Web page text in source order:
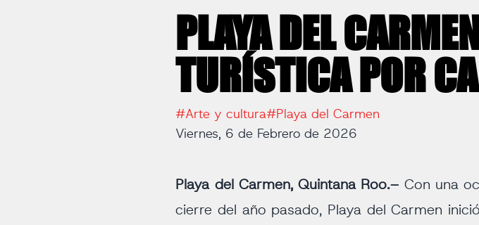
PLAYA DEL
TURÍSTICA POR
#Arte y cultura#Playa del Carmen
Viernes, 6 de Febrero de 2026
Playa del Carmen, Quintana Roo.– Con una
cierre del año pasado, Playa del Carmen